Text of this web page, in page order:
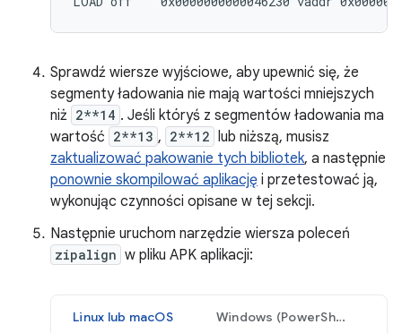
Sprawdź wiersze wyjściowe, aby upewnić się, że
segmenty ładowania nie mają wartości mniejszych
niż 2**14 . Jeśli któryś z segmentów ładowania ma
wartość 2**13 , 2**12
lub niższą, musisz
zaktualizować pakowanie tych bibliotek, a następnie
ponownie skompilować aplikację i przetestować ją,
wykonując czynności opisane w tej sekcji.
Następnie uruchom narzędzie wiersza poleceń
zipalign w pliku APK aplikacji:
Linux lub macOS Windows (PowerShell)